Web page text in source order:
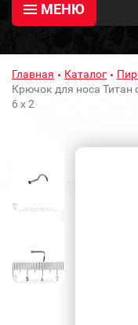
МЕНЮ
Главная Каталог
Крючок для носа
6 х 2